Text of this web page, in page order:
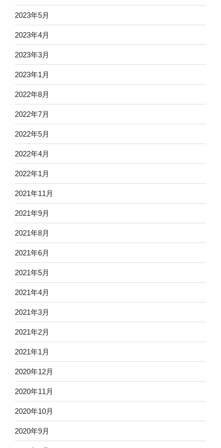
2023年5月
2023年4月
2023年3月
2023年1月
2022年8月
2022年7月
2022年5月
2022年4月
2022年1月
2021年11月
2021年9月
2021年8月
2021年6月
2021年5月
2021年4月
2021年3月
2021年2月
2021年1月
2020年12月
2020年11月
2020年10月
2020年9月